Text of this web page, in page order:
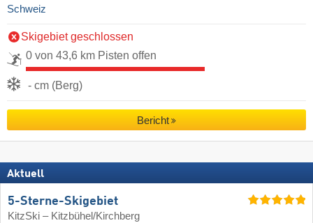
Schweiz
Skigebiet geschlossen
0 von 43,6 km Pisten offen
- cm (Berg)
Bericht
Aktuell
5-Sterne-Skigebiet
KitzSki – Kitzbühel/​Kirchberg